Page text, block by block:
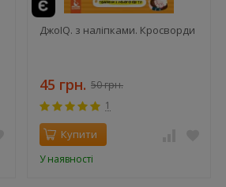
ДжоIQ. з наліпками. Кросворди
45 грн. 50 грн.
1
Купити
У наявності